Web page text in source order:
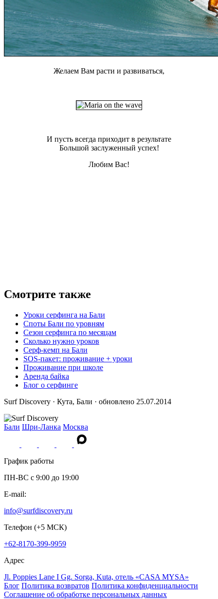
Желаем Вам расти и развиваться,
И пусть всегда приходит в результате
Большой заслуженный успех!
Любим Вас!
Смотрите также
Уроки серфинга на Бали
Споты Бали по уровням
Сезон серфинга по месяцам
Сколько нужно уроков
Серф-кемп на Бали
SOS-пакет: проживание + уроки
Проживание при школе
Аренда байка
Блог о серфинге
Surf Discovery · Кута, Бали · обновлено 25.07.2014
Бали Шри-Ланка Москва
График работы
ПН-ВС c 9:00 до 19:00
E-mail:
info@surfdiscovery.ru
Телефон (+5 МСК)
+62-8170-399-9959
Адрес
Jl. Poppies Lane I Gg. Sorga, Kuta, отель «CASA MYSA»
Блог Политика возвратов Политика конфиденциальности
Соглашение об обработке персональных данных